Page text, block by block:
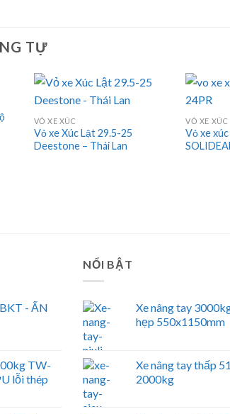
TỰ
VỎ XE XÚC
Vỏ xe Xúc Lật 29.5-25
Deestone – Thái Lan
VỎ XE XÚC
Vỏ xe
- ẤN
TW-
lỗi thép
NỔI BẬT
Xe nâng tay
hẹp 550x1150mm
Xe nâng tay thấp
2000kg